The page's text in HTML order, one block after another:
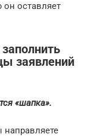
он оставляет
заявлений
«шапка».
направляете